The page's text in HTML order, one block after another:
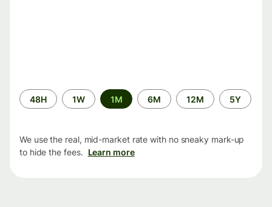
Time
period
48H 1W 1M 6M 12M 5Y
We use the real, mid-market rate with no sneaky mark-up
to hide the fees. Learn more